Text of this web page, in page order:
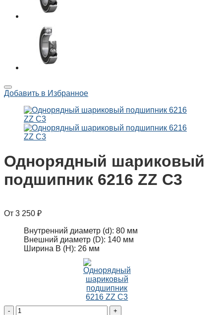
Добавить в Избранное
Однорядный шариковый
подшипник 6216 ZZ C3
3 250 ₽
Внутренний диаметр (d): 80 мм
Внешний диаметр (D): 140 мм
Ширина B (H): 26 мм
Однорядный